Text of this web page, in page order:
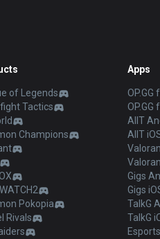
of Legends
Tactics
Champions
Pokopia
Rivals
Apps
OP.GG
AllT
AllT
Gigs
Gigs
TalkG
TalkG